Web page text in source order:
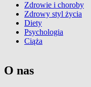
Zdrowie i choroby
Zdrowy styl życia
Diety
Psychologia
Ciąża
O nas